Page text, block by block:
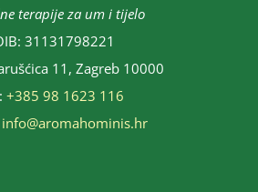
terapije za um i tijelo
31131798221
11, Zagreb 10000
+385 98 1623 116
info@aromahominis.hr